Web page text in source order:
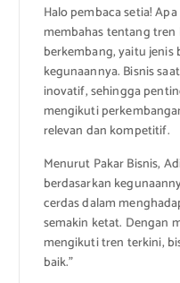
Halo pembaca setia!
membahas tentang
berkembang, yaitu jenis
kegunaannya. Bisnis
inovatif, sehingga
mengikuti
relevan dan kompetitif.
Menurut Pakar Bisnis,
berdasarkan
cerdas dalam
semakin ketat. Dengan
mengikuti tren terkini,
baik.”